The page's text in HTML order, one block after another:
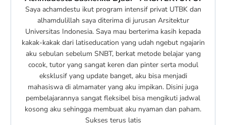
Saya achamdestu ikut program intensif privat UTBK dan
alhamdulillah saya diterima di jurusan Arsitektur
Universitas Indonesia. Saya mau berterima kasih kepada
kakak-kakak dari latiseducation yang udah ngebut ngajarin
aku sebulan sebelum SNBT, berkat metode belajar yang
cocok, tutor yang sangat keren dan pinter serta modul
eksklusif yang update banget, aku bisa menjadi
mahasiswa di almamater yang aku impikan. Disini juga
pembelajarannya sangat fleksibel bisa mengikuti jadwal
kosong aku sehingga membuat aku nyaman dan paham.
Sukses terus latis